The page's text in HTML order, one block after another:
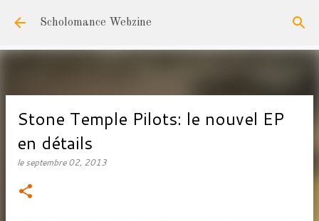
Accéder au contenu principal
Scholomance Webzine
Stone Temple Pilots: le nouvel EP
en détails
leseptembre 02, 2013